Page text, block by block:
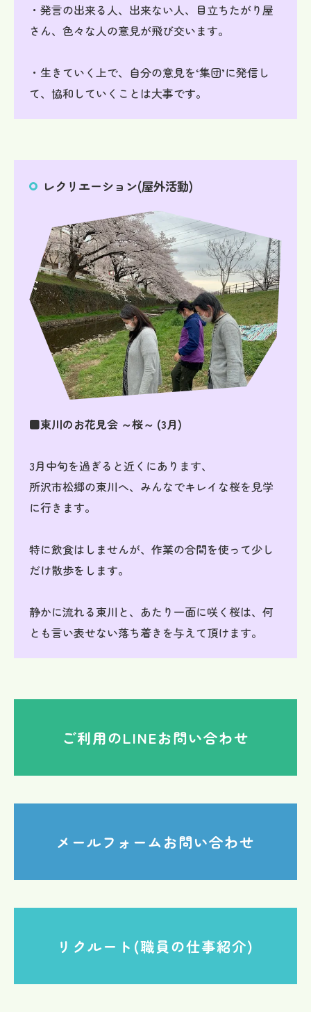
・発言の出来る人、出来ない人、目立ちたがり屋
さん、色々な人の意見が飛び交います。
・生きていく上で、自分の意見を‘集団’に発信し
て、協和していくことは大事です。
レクリエーション(屋外活動)
■東川のお花見会 ～桜～ (3月)
3月中旬を過ぎると近くにあります、
所沢市松郷の東川へ、みんなでキレイな桜を見学
に行きます。
特に飲食はしませんが、作業の合間を使って少し
だけ散歩をします。
静かに流れる東川と、あたり一面に咲く桜は、何
とも言い表せない落ち着きを与えて頂けます。
ご利用のLINEお問い合わせ
メールフォームお問い合わせ
リクルート(職員の仕事紹介)